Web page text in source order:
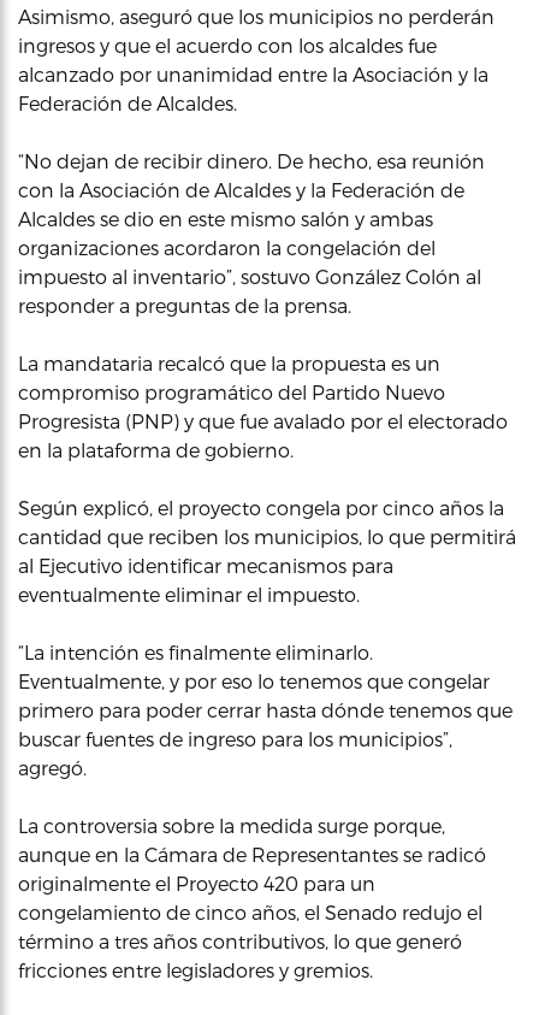
Asimismo, aseguró que los municipios no perderán
ingresos y que el acuerdo con los alcaldes fue
alcanzado por unanimidad entre la Asociación y la
Federación de Alcaldes.
“No dejan de recibir dinero. De hecho, esa reunión
con la Asociación de Alcaldes y la Federación de
Alcaldes se dio en este mismo salón y ambas
organizaciones acordaron la congelación del
impuesto al inventario”, sostuvo González Colón al
responder a preguntas de la prensa.
La mandataria recalcó que la propuesta es un
compromiso programático del Partido Nuevo
Progresista (PNP) y que fue avalado por el electorado
en la plataforma de gobierno.
Según explicó, el proyecto congela por cinco años la
cantidad que reciben los municipios, lo que permitirá
al Ejecutivo identificar mecanismos para
eventualmente eliminar el impuesto.
“La intención es finalmente eliminarlo.
Eventualmente, y por eso lo tenemos que congelar
primero para poder cerrar hasta dónde tenemos que
buscar fuentes de ingreso para los municipios”,
agregó.
La controversia sobre la medida surge porque,
aunque en la Cámara de Representantes se radicó
originalmente el Proyecto 420 para un
congelamiento de cinco años, el Senado redujo el
término a tres años contributivos, lo que generó
fricciones entre legisladores y gremios.